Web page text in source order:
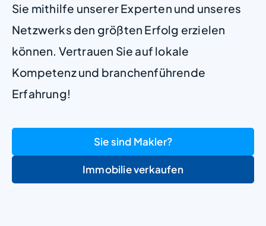
Sie mithilfe unserer Experten und unseres
Netzwerks den größten Erfolg erzielen
können. Vertrauen Sie auf lokale
Kompetenz und branchenführende
Erfahrung!
Sie sind Makler?
Immobilie verkaufen